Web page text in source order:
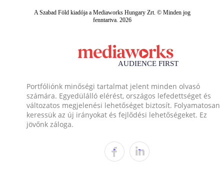
A Szabad Föld kiadója a Mediaworks Hungary Zrt. © Minden jog
fenntartva. 2026
Portfóliónk minőségi tartalmat jelent minden olvasó
számára. Egyedülálló elérést, országos lefedettséget és
változatos megjelenési lehetőséget biztosít. Folyamatosan
keressük az új irányokat és fejlődési lehetőségeket. Ez
jövőnk záloga.